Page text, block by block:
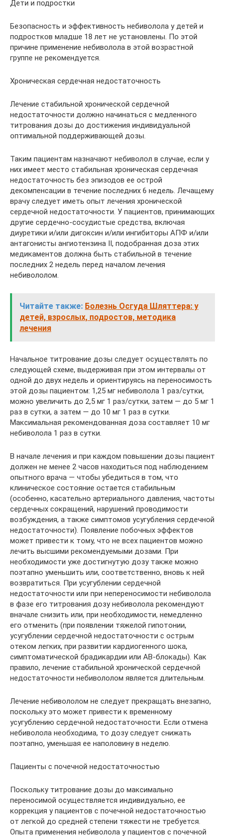
Дети и подростки
Безопасность и эффективность небиволола у детей и
подростков младше 18 лет не установлены. По этой
причине применение небиволола в этой возрастной
группе не рекомендуется.
Хроническая сердечная недостаточность
Лечение стабильной хронической сердечной
недостаточности должно начинаться с медленного
титрования дозы до достижения индивидуальной
оптимальной поддерживающей дозы.
Таким пациентам назначают небиволол в случае, если у
них имеет место стабильная хроническая сердечная
недостаточность без эпизодов ее острой
декомпенсации в течение последних 6 недель. Лечащему
врачу следует иметь опыт лечения хронической
сердечной недостаточности. У пациентов, принимающих
другие сердечно-сосудистые средства, включая
диуретики и/или дигоксин и/или ингибиторы АПФ и/или
антагонисты ангиотензина II, подобранная доза этих
медикаментов должна быть стабильной в течение
последних 2 недель перед началом лечения
небивололом.
Читайте также: Болезнь Осгуда Шляттера: у
детей, взрослых, подростов, методика
лечения
Начальное титрование дозы следует осуществлять по
следующей схеме, выдерживая при этом интервалы от
одной до двух недель и ориентируясь на переносимость
этой дозы пациентом: 1,25 мг небиволола 1 раз/сутки,
можно увеличить до 2,5 мг 1 раз/сутки, затем — до 5 мг 1
раз в сутки, а затем — до 10 мг 1 раз в сутки.
Максимальная рекомендованная доза составляет 10 мг
небиволола 1 раз в сутки.
В начале лечения и при каждом повышении дозы пациент
должен не менее 2 часов находиться под наблюдением
опытного врача — чтобы убедиться в том, что
клиническое состояние остается стабильным
(особенно, касательно артериального давления, частоты
сердечных сокращений, нарушений проводимости
возбуждения, а также симптомов усугубления сердечной
недостаточности). Появление побочных эффектов
может привести к тому, что не всех пациентов можно
лечить высшими рекомендуемыми дозами. При
необходимости уже достигнутую дозу также можно
поэтапно уменьшить или, соответственно, вновь к ней
возвратиться. При усугублении сердечной
недостаточности или при непереносимости небиволола
в фазе его титрования дозу небиволола рекомендуют
вначале снизить или, при необходимости, немедленно
его отменить (при появлении тяжелой гипотонии,
усугублении сердечной недостаточности с острым
отеком легких, при развитии кардиогенного шока,
симптоматической брадикардии или АВ-блокады). Как
правило, лечение стабильной хронической сердечной
недостаточности небивололом является длительным.
Лечение небивололом не следует прекращать внезапно,
поскольку это может привести к временному
усугублению сердечной недостаточности. Если отмена
небиволола необходима, то дозу следует снижать
поэтапно, уменьшая ее наполовину в неделю.
Пациенты с почечной недостаточностью
Поскольку титрование дозы до максимально
переносимой осуществляется индивидуально, ее
коррекция у пациентов с почечной недостаточностью
от легкой до средней степени тяжести не требуется.
Опыта применения небиволола у пациентов с почечной